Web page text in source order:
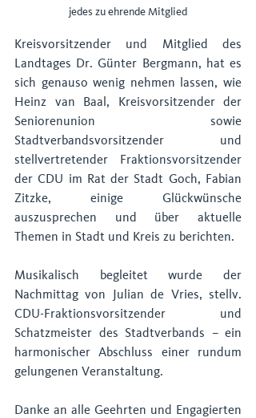
jedes zu ehrende Mitglied
Kreisvorsitzender und Mitglied des
Landtages Dr. Günter Bergmann, hat es
sich genauso wenig nehmen lassen, wie
Heinz van Baal, Kreisvorsitzender der
Seniorenunion sowie
Stadtverbandsvorsitzender und
stellvertretender Fraktionsvorsitzender
der CDU im Rat der Stadt Goch, Fabian
Zitzke, einige Glückwünsche
auszusprechen und über aktuelle
Themen in Stadt und Kreis zu berichten.
Musikalisch begleitet wurde der
Nachmittag von Julian de Vries, stellv.
CDU-Fraktionsvorsitzender und
Schatzmeister des Stadtverbands – ein
harmonischer Abschluss einer rundum
gelungenen Veranstaltung.
Danke an alle Geehrten und Engagierten